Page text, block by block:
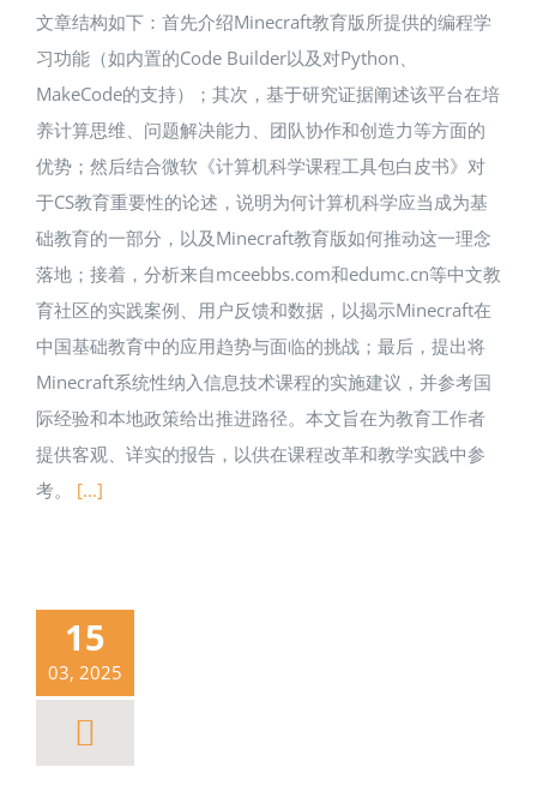
文章结构如下：首先介绍Minecraft教育版所提供的编程学
习功能（如内置的Code Builder以及对Python、
MakeCode的支持）；其次，基于研究证据阐述该平台在培
养计算思维、问题解决能力、团队协作和创造力等方面的
优势；然后结合微软《计算机科学课程工具包白皮书》对
于CS教育重要性的论述，说明为何计算机科学应当成为基
础教育的一部分，以及Minecraft教育版如何推动这一理念
落地；接着，分析来自mceebbs.com和edumc.cn等中文教
育社区的实践案例、用户反馈和数据，以揭示Minecraft在
中国基础教育中的应用趋势与面临的挑战；最后，提出将
Minecraft系统性纳入信息技术课程的实施建议，并参考国
际经验和本地政策给出推进路径。本文旨在为教育工作者
提供客观、详实的报告，以供在课程改革和教学实践中参
考。 [...]
15
03, 2025